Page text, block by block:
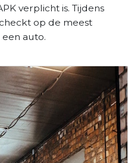
verplicht is. Tijdens
op de meest
auto.